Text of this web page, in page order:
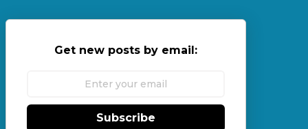
Get new posts by email:
Subscribe